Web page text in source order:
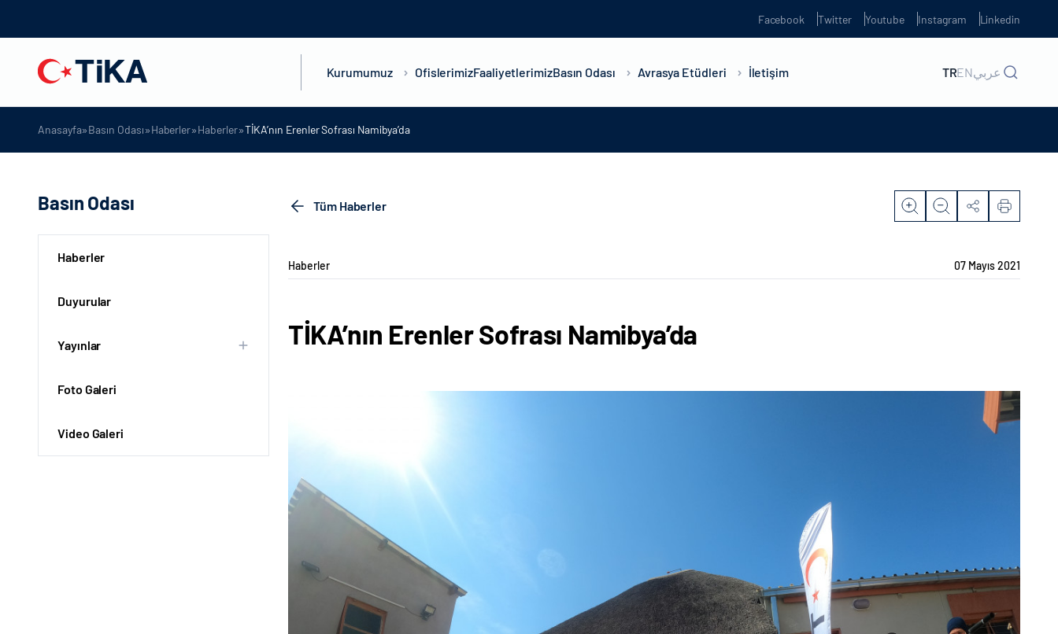
Facebook Twitter Youtube Instagram Linkedin
Kurumumuz OfislerimizFaaliyetlerimizBasın Odası Avrasya Etüdleri İletişim TRENعربي
Anasayfa»Basın Odası»Haberler»Haberler»TİKA’nın Erenler Sofrası Namibya’da
Basın Odası
Haberler
Duyurular
Yayınlar
Foto Galeri
Video Galeri
Tüm Haberler
Haberler 07 Mayıs 2021
TİKA’nın Erenler Sofrası Namibya’da